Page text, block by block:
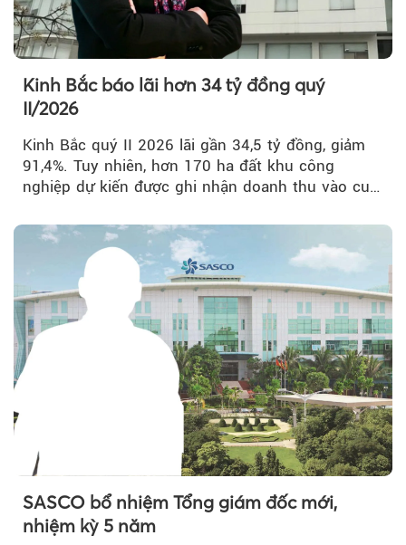
Kinh Bắc báo lãi hơn 34 tỷ đồng quý
II/2026
Kinh Bắc quý II 2026 lãi gần 34,5 tỷ đồng, giảm
91,4%. Tuy nhiên, hơn 170 ha đất khu công
nghiệp dự kiến được ghi nhận doanh thu vào cuối
SASCO bổ nhiệm Tổng giám đốc mới,
nhiệm kỳ 5 năm